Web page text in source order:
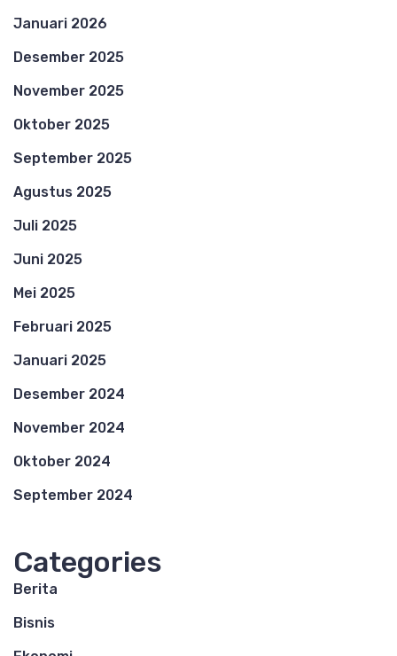
Januari 2026
Desember 2025
November 2025
Oktober 2025
September 2025
Agustus 2025
Juli 2025
Juni 2025
Mei 2025
Februari 2025
Januari 2025
Desember 2024
November 2024
Oktober 2024
September 2024
Categories
Berita
Bisnis